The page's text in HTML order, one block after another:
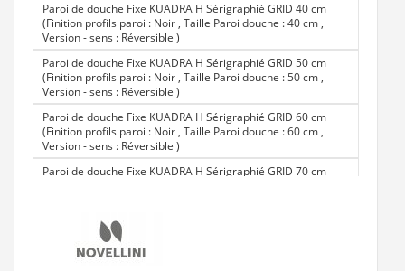
Paroi de douche Fixe KUADRA H Sérigraphié GRID 40 cm
(Finition profils paroi : Noir , Taille Paroi douche : 40 cm ,
Version - sens : Réversible )
Paroi de douche Fixe KUADRA H Sérigraphié GRID 50 cm
(Finition profils paroi : Noir , Taille Paroi douche : 50 cm ,
Version - sens : Réversible )
Paroi de douche Fixe KUADRA H Sérigraphié GRID 60 cm
(Finition profils paroi : Noir , Taille Paroi douche : 60 cm ,
Version - sens : Réversible )
Paroi de douche Fixe KUADRA H Sérigraphié GRID 70 cm
Paroi de douche Fixe KUADRA H Sérigraphié GRID 75 cm
(Finition profils paroi : Noir , Taille Paroi douche : 75 cm ,
Version - sens : Réversible